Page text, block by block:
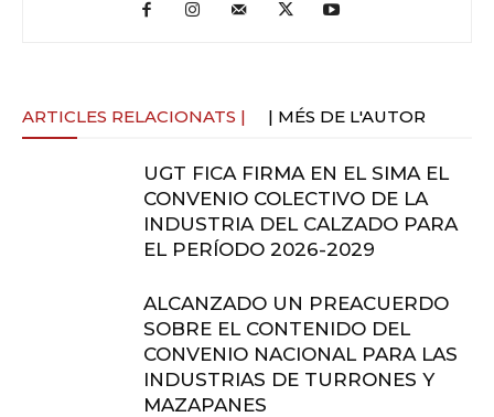
ARTICLES RELACIONATS | | MÉS DE L'AUTOR
UGT FICA FIRMA EN EL SIMA EL
CONVENIO COLECTIVO DE LA
INDUSTRIA DEL CALZADO PARA
EL PERÍODO 2026-2029
ALCANZADO UN PREACUERDO
SOBRE EL CONTENIDO DEL
CONVENIO NACIONAL PARA LAS
INDUSTRIAS DE TURRONES Y
MAZAPANES